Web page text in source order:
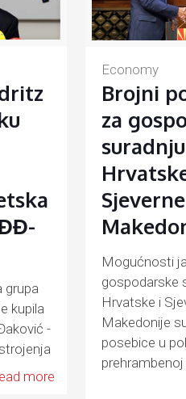
grupa
kupila
-
more
Economy
Brojni
za
suradnju
Sjeverne
Mogućnosti
gospodarske
Hrvatske i
Makedonije
posebice u
prehrambenoj
energetici,